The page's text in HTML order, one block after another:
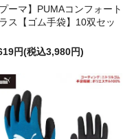
プーマ】PUMAコンフォート
ス【ゴム手袋】10双セッ
円(税込3,980円)